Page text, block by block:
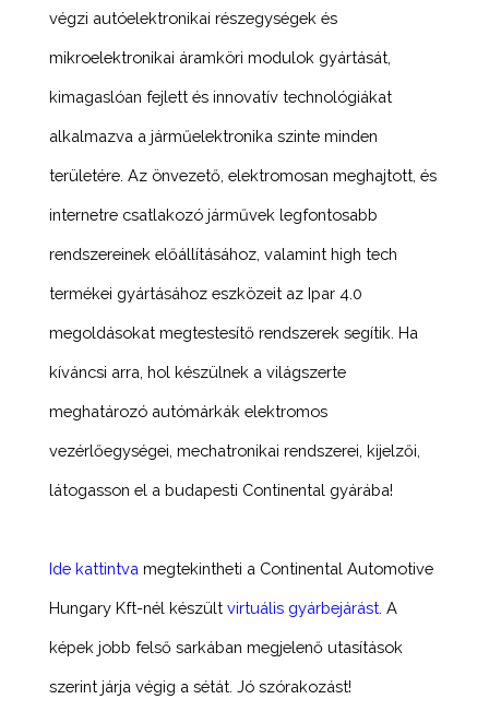
végzi autóelektronikai részegységek és
mikroelektronikai áramköri modulok gyártását,
kimagaslóan fejlett és innovatív technológiákat
alkalmazva a járműelektronika szinte minden
területére. Az önvezető, elektromosan meghajtott, és
internetre csatlakozó járművek legfontosabb
rendszereinek előállításához, valamint high tech
termékei gyártásához eszközeit az Ipar 4.0
megoldásokat megtestesítő rendszerek segítik. Ha
kíváncsi arra, hol készülnek a világszerte
meghatározó autómárkák elektromos
vezérlőegységei, mechatronikai rendszerei, kijelzői,
látogasson el a budapesti Continental gyárába!
Ide kattintva megtekintheti a Continental Automotive
Hungary Kft-nél készült virtuális gyárbejárást . A
képek jobb felső sarkában megjelenő utasítások
szerint járja végig a sétát. Jó szórakozást!